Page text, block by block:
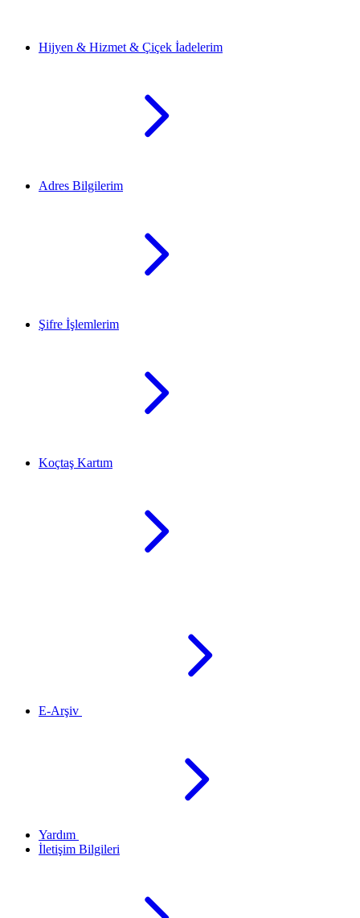
Hijyen & Hizmet & Çiçek İadelerim
Adres Bilgilerim
Şifre İşlemlerim
Koçtaş Kartım
E-Arşiv
Yardım
İletişim Bilgileri